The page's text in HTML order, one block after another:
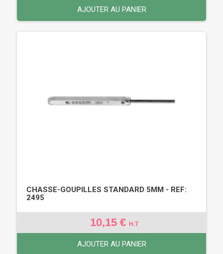
AJOUTER AU PANIER
CHASSE-GOUPILLES STANDARD 5MM - REF:
2495
10,15 € H.T
AJOUTER AU PANIER